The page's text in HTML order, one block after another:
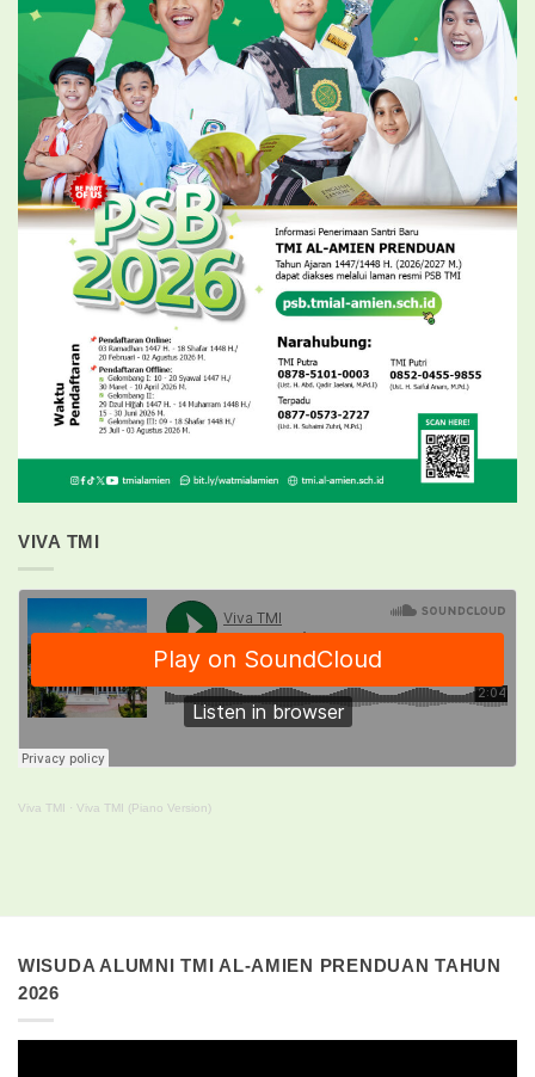
VIVA TMI
Viva TMI · Viva TMI (Piano Version)
WISUDA ALUMNI TMI AL-AMIEN PRENDUAN TAHUN
2026